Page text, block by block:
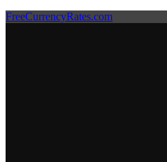
FreeCurrencyRates.com